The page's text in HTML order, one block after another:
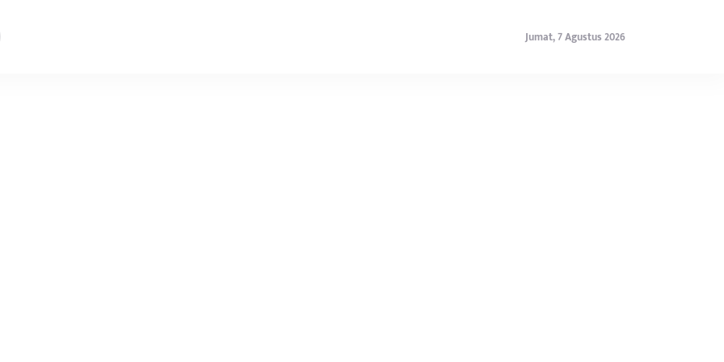
Jumat, 7 Agustus 2026